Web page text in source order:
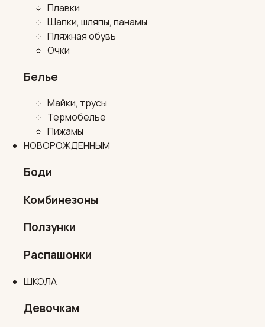
Плавки
Шапки, шляпы, панамы
Пляжная обувь
Очки
Белье
Майки, трусы
Термобелье
Пижамы
НОВОРОЖДЕННЫМ
Боди
Комбинезоны
Ползунки
Распашонки
ШКОЛА
Девочкам